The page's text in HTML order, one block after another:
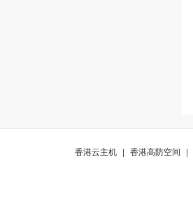
香港云主机 | 香港高防空间 |